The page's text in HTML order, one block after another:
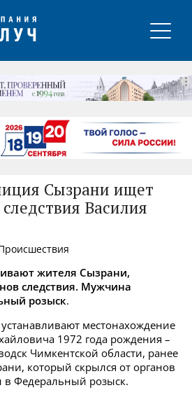
Сызрани ищет
Василия
жителя Сызрани,
следствия. Мужчина
розыск.
местонахождение
1972 года рождения –
Чимкентской области, ранее
который скрылся от органов
в Федеральный розыск.